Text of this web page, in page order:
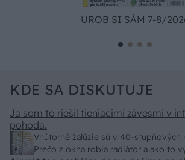
UROB SI SÁM 7-8/
KDE SA DISKUTUJE
Vnútorné žalúzie sú v 40-stupňových
Prečo z okna robia radiátor a ako to
Ja som to riešil tieniacimi závesmi v
pohoda.